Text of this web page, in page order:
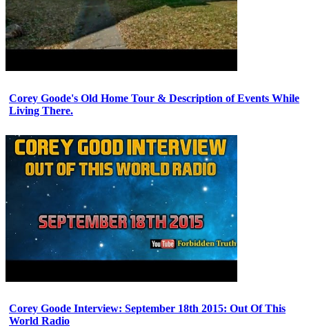
Corey Goode's Old Home Tour & Description of Events While
Living There.
Corey Goode Interview: September 18th 2015: Out Of This
World Radio